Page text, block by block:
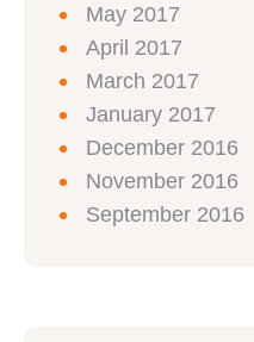
May 2017
April 2017
March 2017
January 2017
December 2016
November 2016
September 2016